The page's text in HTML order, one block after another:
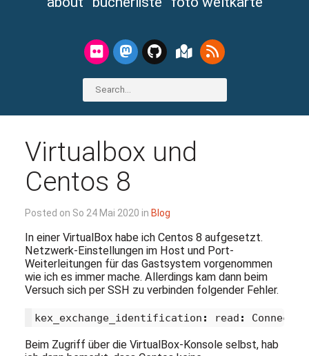
Virtualbox und
Centos 8
Posted on So 24 Mai 2020 in Blog
In einer VirtualBox habe ich Centos 8 aufgesetzt.
Netzwerk-Einstellungen im Host und Port-
Weiterleitungen für das Gastsystem vorgenommen
wie ich es immer mache. Allerdings kam dann beim
Versuch sich per SSH zu verbinden folgender Fehler.
kex_exchange_identification : read :
Beim Zugriff über die VirtualBox-Konsole selbst, hab